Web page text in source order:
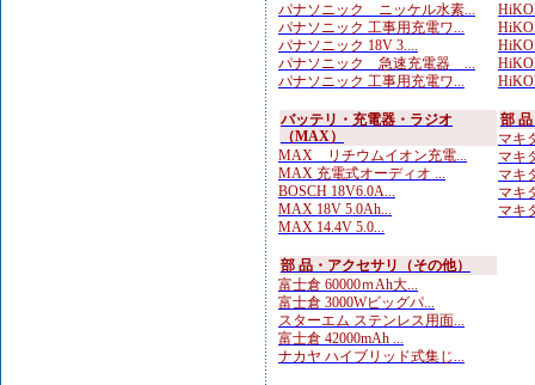
パナソニック ニッケル水素...
パナソニック 工事用充電ワ...
パナソニック 18V 3....
パナソニック 急速充電器 ...
パナソニック 工事用充電ワ...
バッテリ・充電器・ラジオ
（MAX）
MAX リチウムイオン充電...
MAX 充電式オーディオ ...
BOSCH 18V6.0A...
MAX 18V 5.0Ah...
MAX 14.4V 5.0...
部
マキ
マキ
マキ
マキ
マキ
部 品・アクセサリ（その他）
富士倉 60000ｍAh大...
富士倉 3000Wビッグパ...
スターエム ステンレス用面...
富士倉 42000mAh ...
ナカヤ ハイブリッド式集じ...